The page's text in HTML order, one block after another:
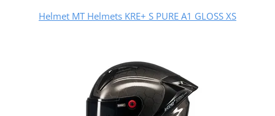
Helmet MT Helmets KRE+ S PURE A1 GLOSS XS